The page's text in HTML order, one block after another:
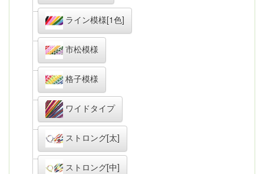
ライン模様[1色]
市松模様
格子模様
ワイドタイプ
ストロング[太]
ストロング[中]